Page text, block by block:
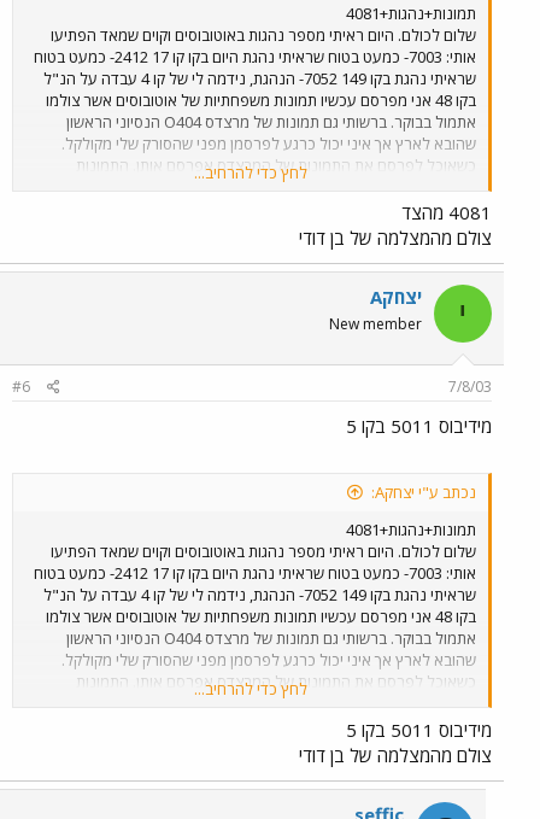
תמונות+נהגות+4081
שלום לכולם. היום ראיתי מספר נהגות באוטובוסים וקוים שמאד הפתיעו
אותי: 7003- כמעט בטוח שראיתי נהגת היום בקו קו 17 2412- כמעט בטוח
שראיתי נהגת בקו 149 7052- הנהגת, נידמה לי של קו 4 עבדה על הנ"ל
בקו 48 אני מפרסם עכשיו תמונות משפחתיות של אוטובוסים אשר צולמו
אתמול בבוקר. ברשותי גם תמונות של מרצדס O404 הנסיוני הראשון
שהובא לארץ אך איני יכול כרגע לפרסמן מפני שהסורק שלי מקולקל.
כשאוכל לפרסם את התמונות של המרצדס אפרסם אותן. התמונות
שאפרסם היום צולמו מהמצלמה הדיגיטלית של בן דודי כך שאלה התמונות
שצולם בשעה 9:40 בשדרות נורדאו, קו 5 בתל אביב.
לחץ כדי להרחיב...
4081 מהצד
צולם מהמצלמה של בן דודי
י יצחקA
New member
7/8/03
#6
מידיבוס 5011 בקו 5
נכתב ע"י יצחקA:
תמונות+נהגות+4081
שלום לכולם. היום ראיתי מספר נהגות באוטובוסים וקוים שמאד הפתיעו
אותי: 7003- כמעט בטוח שראיתי נהגת היום בקו קו 17 2412- כמעט בטוח
שראיתי נהגת בקו 149 7052- הנהגת, נידמה לי של קו 4 עבדה על הנ"ל
בקו 48 אני מפרסם עכשיו תמונות משפחתיות של אוטובוסים אשר צולמו
אתמול בבוקר. ברשותי גם תמונות של מרצדס O404 הנסיוני הראשון
שהובא לארץ אך איני יכול כרגע לפרסמן מפני שהסורק שלי מקולקל.
כשאוכל לפרסם את התמונות של המרצדס אפרסם אותן. התמונות
שאפרסם היום צולמו מהמצלמה הדיגיטלית של בן דודי כך שאלה התמונות
שצולם בשעה 9:40 בשדרות נורדאו, קו 5 בתל אביב.
לחץ כדי להרחיב...
מידיבוס 5011 בקו 5
צולם מהמצלמה של בן דודי
seffic